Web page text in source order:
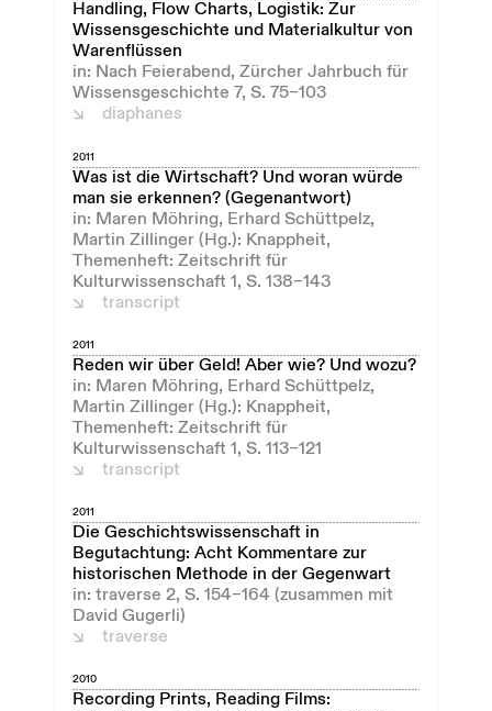
Handling, Flow Charts, Logistik: Zur
Wissensgeschichte und Materialkultur von
Warenflüssen
in: Nach Feierabend, Zürcher Jahrbuch für
Wissensgeschichte 7, S. 75–103
diaphanes
2011
Was ist die Wirtschaft? Und woran würde
man sie erkennen? (Gegenantwort)
in: Maren Möhring, Erhard Schüttpelz,
Martin Zillinger (Hg.): Knappheit,
Themenheft: Zeitschrift für
Kulturwissenschaft 1, S. 138–143
transcript
2011
Reden wir über Geld! Aber wie? Und wozu?
in: Maren Möhring, Erhard Schüttpelz,
Martin Zillinger (Hg.): Knappheit,
Themenheft: Zeitschrift für
Kulturwissenschaft 1, S. 113–121
transcript
2011
Die Geschichtswissenschaft in
Begutachtung: Acht Kommentare zur
historischen Methode in der Gegenwart
in: traverse 2, S. 154–164 (zusammen mit
David Gugerli)
traverse
2010
Recording Prints, Reading Films: